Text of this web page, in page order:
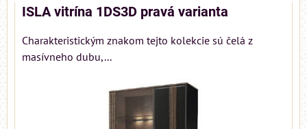
ISLA vitrína 1DS3D pravá varianta
Charakteristickým znakom tejto kolekcie sú čelá z
masívneho dubu,...